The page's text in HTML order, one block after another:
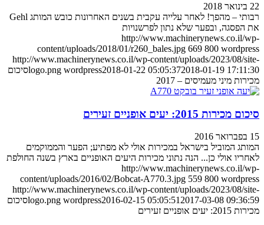
22 בינואר 2018
רבותי – מהפך! לאחר עלייה עקבית בשנים האחרונות כובש המותג Gehl
את הפסגה, ובפער שלא נתון לפרשנויות
http://www.machinerynews.co.il/wp-
content/uploads/2018/01/r260_bales.jpg 669 800 wordpress
http://www.machinerynews.co.il/wp-content/uploads/2023/08/site-
logo.png wordpress2018-01-22 05:05:372018-01-19 17:11:30
סיכום
מכירות מיני מעמיסים – 2017
סיכום מכירות 2015: יעים אופניים זעירים
15 בפברואר 2016
המותג המוביל בישראל במכירות אולי לא מפתיע; הפער והממוקמים
לאחריו אולי כן... הנה נתוני מכירות היעים האופניים בארץ בשנה החולפת
http://www.machinerynews.co.il/wp-
content/uploads/2016/02/Bobcat-A770.3.jpg 559 800 wordpress
http://www.machinerynews.co.il/wp-content/uploads/2023/08/site-
logo.png wordpress2016-02-15 05:05:51 2017-03-08 09:36:59
סיכום
מכירות 2015: יעים אופניים זעירים